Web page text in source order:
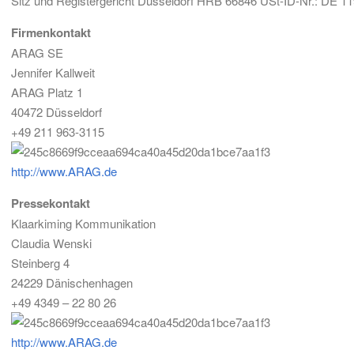
Firmenkontakt
ARAG SE
Jennifer Kallweit
ARAG Platz 1
40472 Düsseldorf
+49 211 963-3115
http://www.ARAG.de
Pressekontakt
Klaarkiming Kommunikation
Claudia Wenski
Steinberg 4
24229 Dänischenhagen
+49 4349 – 22 80 26
http://www.ARAG.de